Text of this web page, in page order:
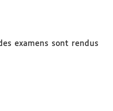
examens sont rendus